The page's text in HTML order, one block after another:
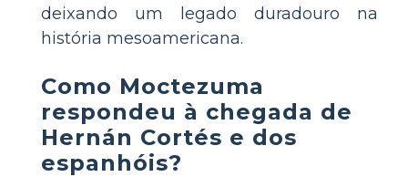
deixando um legado duradouro na
história mesoamericana.
Como Moctezuma
respondeu à chegada de
Hernán Cortés e dos
espanhóis?